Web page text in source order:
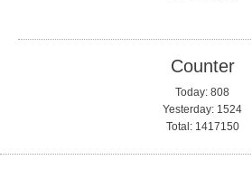
Counter
Today: 808
Yesterday: 1524
Total: 1417150